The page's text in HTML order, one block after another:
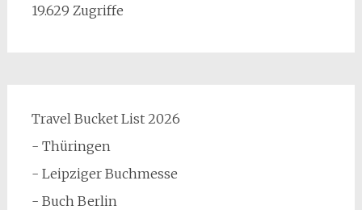
19.629 Zugriffe
Travel Bucket List 2026
- Thüringen
- Leipziger Buchmesse
- Buch Berlin